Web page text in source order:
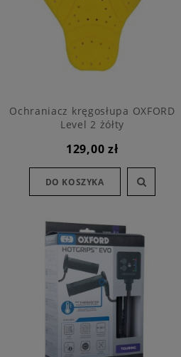
Ochraniacz kręgosłupa OXFORD
Level 2 żółty
129,00 zł
DO KOSZYKA